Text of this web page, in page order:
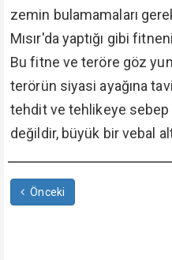
zemin bulamamaları
Mısır'da yaptığı gibi
Bu fitne ve teröre göz
terörün siyasi ayağına
tehdit ve tehlikeye sebep
değildir, büyük bir vebal
Önceki